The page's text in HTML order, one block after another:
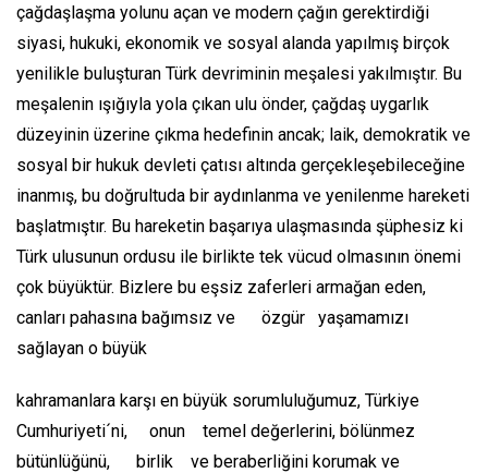
çağdaşlaşma yolunu açan ve modern çağın gerektirdiği
siyasi, hukuki, ekonomik ve sosyal alanda yapılmış birçok
yenilikle buluşturan Türk devriminin meşalesi yakılmıştır. Bu
meşalenin ışığıyla yola çıkan ulu önder, çağdaş uygarlık
düzeyinin üzerine çıkma hedefinin ancak; laik, demokratik ve
sosyal bir hukuk devleti çatısı altında gerçekleşebileceğine
inanmış, bu doğrultuda bir aydınlanma ve yenilenme hareketi
başlatmıştır. Bu hareketin başarıya ulaşmasında şüphesiz ki
Türk ulusunun ordusu ile birlikte tek vücud olmasının önemi
çok büyüktür. Bizlere bu eşsiz zaferleri armağan eden,
canları pahasına bağımsız ve özgür yaşamamızı
sağlayan o büyük
kahramanlara karşı en büyük sorumluluğumuz, Türkiye
Cumhuriyeti´ni, onun temel değerlerini, bölünmez
bütünlüğünü, birlik ve beraberliğini korumak ve